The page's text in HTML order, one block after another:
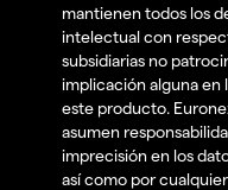
mantienen todos los
intelectual con
subsidiarias no
implicación alguna
este producto.
asumen
imprecisión en los
así como por